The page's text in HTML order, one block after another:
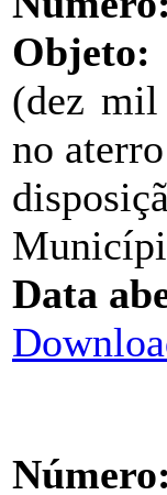
Objeto:
(dez mil
no
Data
Número: